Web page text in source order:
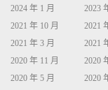
2024 年 1 月
2023
2021 年 10 月
2021
2021 年 3 月
2021
2020 年 11 月
2020
2020 年 5 月
2020